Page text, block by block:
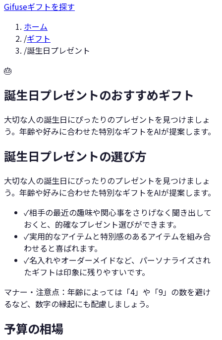
Gifuseギフトを探す
ホーム
/ギフト
/誕生日プレゼント
🎂
誕生日プレゼントのおすすめギフト
大切な人の誕生日にぴったりのプレゼントを見つけましょ
う。年齢や好みに合わせた特別なギフトをAIが提案します。
誕生日プレゼントの選び方
大切な人の誕生日にぴったりのプレゼントを見つけましょ
う。年齢や好みに合わせた特別なギフトをAIが提案します。
✓相手の最近の趣味や関心事をさりげなく聞き出して
おくと、的確なプレゼント選びができます。
✓実用的なアイテムと特別感のあるアイテムを組み合
わせると喜ばれます。
✓名入れやオーダーメイドなど、パーソナライズされ
たギフトは印象に残りやすいです。
マナー・注意点： 年齢によっては「4」や「9」の数を避け
るなど、数字の縁起にも配慮しましょう。
予算の相場